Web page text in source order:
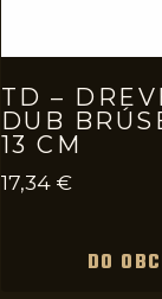
TD –
DUB
13 CM
17,34 €
DO